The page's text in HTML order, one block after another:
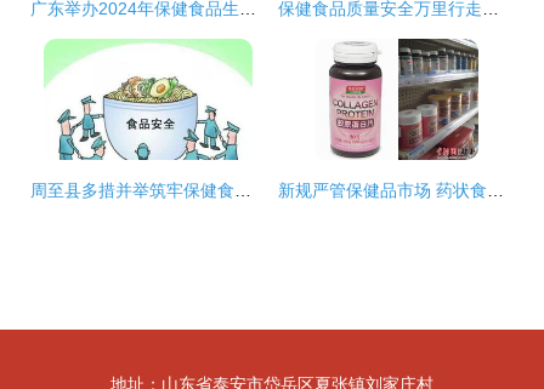
地址：山东省泰安市岱岳区夏张镇刘家庄村